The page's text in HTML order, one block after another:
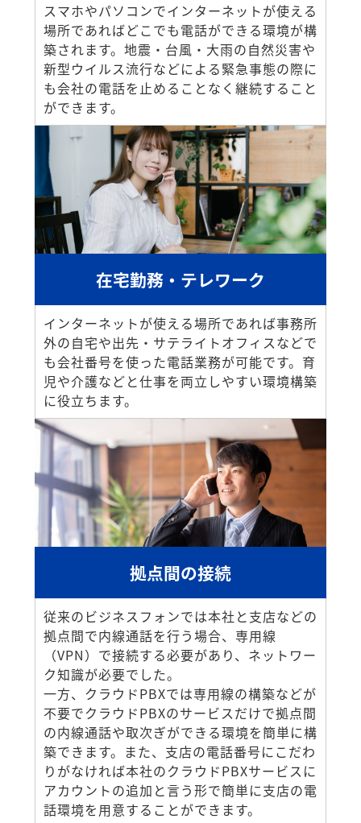
スマホやパソコンでインターネットが使える
場所であればどこでも電話ができる環境が構
築されます。地震・台風・大雨の自然災害や
新型ウイルス流行などによる緊急事態の際に
も会社の電話を止めることなく継続すること
ができます。
在宅勤務・テレワーク
インターネットが使える場所であれば事務所
外の自宅や出先・サテライトオフィスなどで
も会社番号を使った電話業務が可能です。育
児や介護などと仕事を両立しやすい環境構築
に役立ちます。
拠点間の接続
従来のビジネスフォンでは本社と支店などの
拠点間で内線通話を行う場合、専用線
（VPN）で接続する必要があり、ネットワー
ク知識が必要でした。
一方、クラウドPBXでは専用線の構築などが
不要でクラウドPBXのサービスだけで拠点間
の内線通話や取次ぎができる環境を簡単に構
築できます。また、支店の電話番号にこだわ
りがなければ本社のクラウドPBXサービスに
アカウントの追加と言う形で簡単に支店の電
話環境を用意することができます。